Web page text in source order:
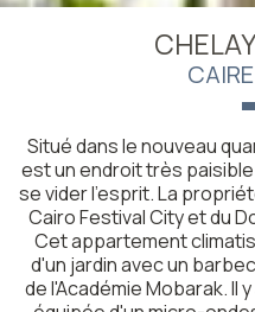
Situé dans le nouveau
est un endroit très
se vider l'esprit. La
Cairo Festival City et du
Cet appartement
d'un jardin avec un
de l'Académie Mobarak. Il